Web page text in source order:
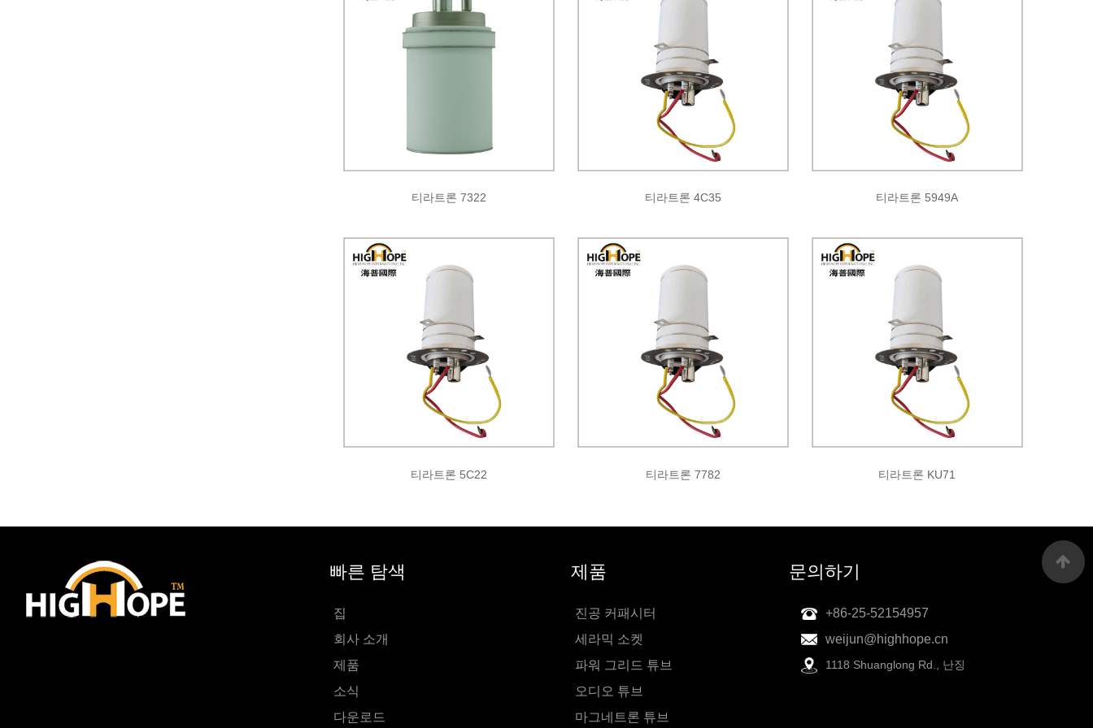
티라트론 7322 티라트론 4C35 티라트론 5949A
티라트론 5C22 티라트론 7782 티라트론 KU71
빠른 탐색
집
회사 소개
제품
소식
다운로드
제품
진공 커패시터
세라믹 소켓
파워 그리드 튜브
오디오 튜브
마그네트론 튜브
문의하기
+86-25-52154957
weijun@highhope.cn
1118 Shuanglong Rd., 난징